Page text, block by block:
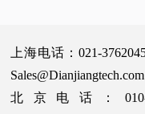
上海电话：021-
Sales@Dianjiangtech.com
北京电话：